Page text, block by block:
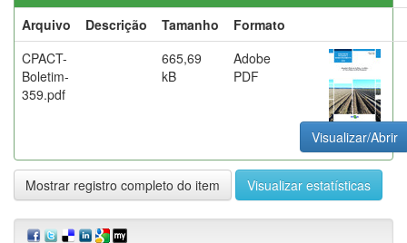
Arquivo
Descrição Tamanho
Formato
CPACT-
Boletim-
359.pdf
665,69
kB
Adobe
PDF
Visualizar/Abrir
Mostrar registro completo do item Visualizar estatísticas